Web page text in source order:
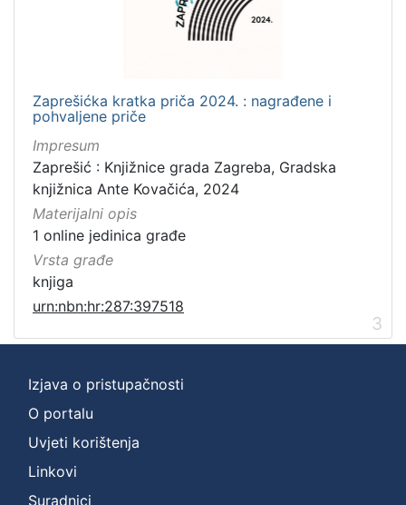
Zaprešićka kratka priča 2024. : nagrađene i
pohvaljene priče
Impresum
Zaprešić : Knjižnice grada Zagreba, Gradska
knjižnica Ante Kovačića, 2024
Materijalni opis
1 online jedinica građe
Vrsta građe
knjiga
urn:nbn:hr:287:397518
3
Izjava o pristupačnosti
O portalu
Uvjeti korištenja
Linkovi
Suradnici